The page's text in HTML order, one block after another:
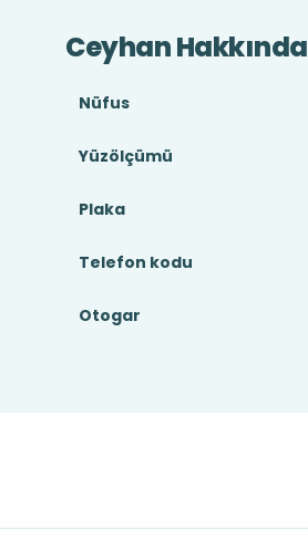
Ceyhan Hakkında
Nüfus
Yüzölçümü
Plaka
Telefon kodu
Otogar